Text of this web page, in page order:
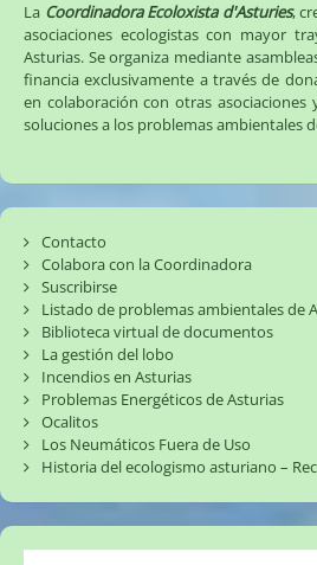
La Coordinadora Ecoloxista d'Asturies,
asociaciones ecologistas con mayor
Asturias. Se organiza mediante
financia exclusivamente a través de
en colaboración con otras
soluciones a los problemas ambientales
Contacto
Colabora con la Coordinadora
Suscribirse
Listado de problemas ambientales de
Biblioteca virtual de documentos
La gestión del lobo
Incendios en Asturias
Problemas Energéticos de Asturias
Ocalitos
Los Neumáticos Fuera de Uso
Historia del ecologismo asturiano –